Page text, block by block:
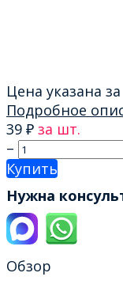
Цена указана
Подробное
39 ₽ за шт.
–
Купить
Нужна
Обзор